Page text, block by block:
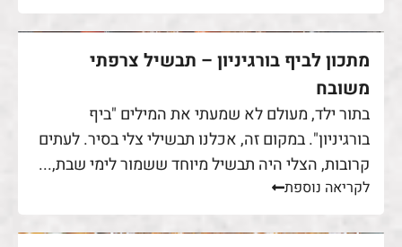
מתכון לביף בורגיניון – תבשיל צרפתי
משובח
בתור ילד, מעולם לא שמעתי את המילים "ביף
בורגיניון". במקום זה, אכלנו תבשילי צלי בסיר. לעתים
קרובות, הצלי היה תבשיל מיוחד ששמור לימי שבת,...
לקריאה נוספת